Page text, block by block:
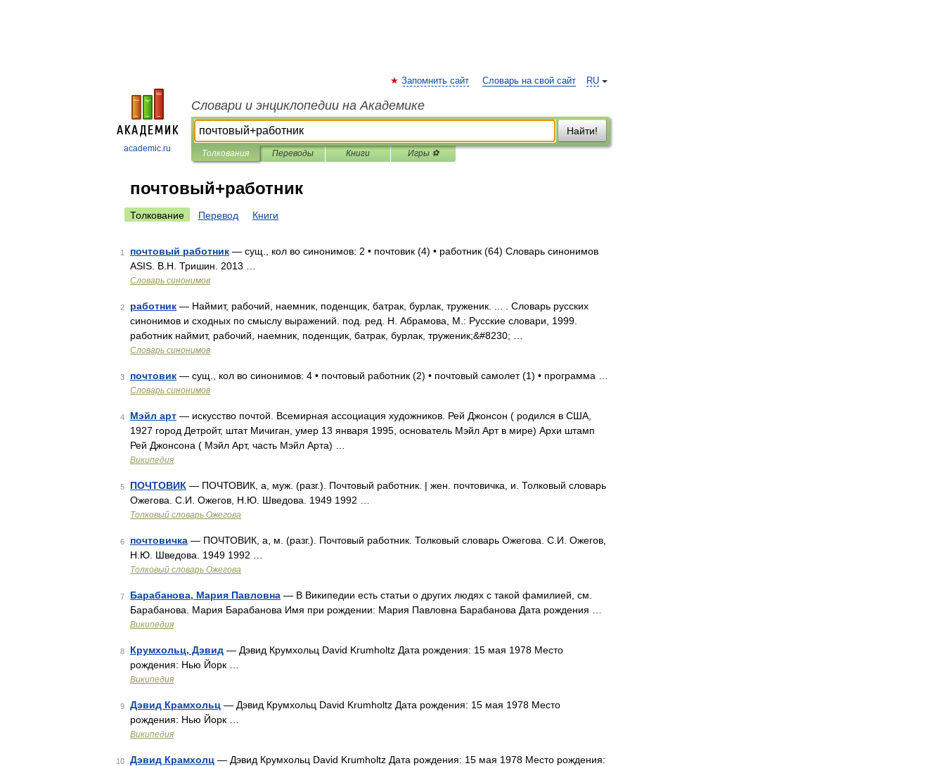
academic.ru
RU
Запомнить сайт Словарь на свой сайт
Словари и энциклопедии на Академике
Найти!
Толкования Переводы Книги Игры ⚽
почтовый+работник
Толкование Перевод Книги
1 почтовый работник — сущ., кол во синонимов: 2 • почтовик (4) • работник (64) Словарь синонимов
ASIS. В.Н. Тришин. 2013 …
Словарь синонимов
2 работник — Наймит, рабочий, наемник, поденщик, батрак, бурлак, труженик. ... . Словарь русских
синонимов и сходных по смыслу выражений. под. ред. Н. Абрамова, М.: Русские словари, 1999.
работник наймит, рабочий, наемник, поденщик, батрак, бурлак, труженик;&#8230; …
Словарь синонимов
3 почтовик — сущ., кол во синонимов: 4 • почтовый работник (2) • почтовый самолет (1) • программа …
Словарь синонимов
4 Мэйл арт — искусство почтой. Всемирная ассоциация художников. Рей Джонсон ( родился в США,
1927 город Детройт, штат Мичиган, умер 13 января 1995, основатель Мэйл Арт в мире) Архи штамп
Рей Джонсона ( Мэйл Арт, часть Мэйл Арта) …
Википедия
5 ПОЧТОВИК — ПОЧТОВИК, а, муж. (разг.). Почтовый работник. | жен. почтовичка, и. Толковый словарь
Ожегова. С.И. Ожегов, Н.Ю. Шведова. 1949 1992 …
Толковый словарь Ожегова
6 почтовичка — ПОЧТОВИК, а, м. (разг.). Почтовый работник. Толковый словарь Ожегова. С.И. Ожегов,
Н.Ю. Шведова. 1949 1992 …
Толковый словарь Ожегова
7 Барабанова, Мария Павловна — В Википедии есть статьи о других людях с такой фамилией, см.
Барабанова. Мария Барабанова Имя при рождении: Мария Павловна Барабанова Дата рождения …
Википедия
8 Крумхольц, Дэвид — Дэвид Крумхольц David Krumholtz Дата рождения: 15 мая 1978 Место
рождения: Нью Йорк …
Википедия
9 Дэвид Крамхольц — Дэвид Крумхольц David Krumholtz Дата рождения: 15 мая 1978 Место
рождения: Нью Йорк …
Википедия
10 Дэвид Крамхолц — Дэвид Крумхольц David Krumholtz Дата рождения: 15 мая 1978 Место рождения: